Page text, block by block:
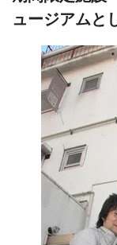
ュージアムと